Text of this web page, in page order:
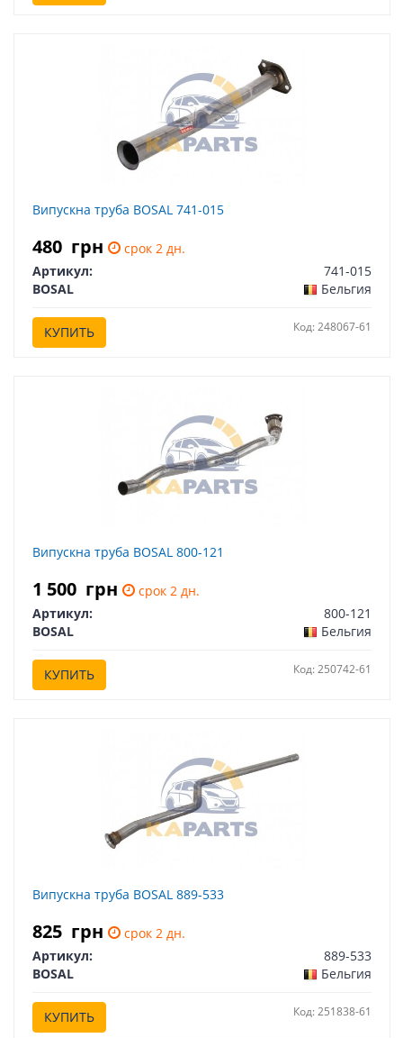
Випускна труба BOSAL 741-015
480 грн
срок 2 дн.
Артикул:
741-015
BOSAL
Бельгия
КУПИТЬ Код: 248067-61
Випускна труба BOSAL 800-121
1 500 грн
срок 2 дн.
Артикул:
800-121
BOSAL
Бельгия
КУПИТЬ Код: 250742-61
Випускна труба BOSAL 889-533
825 грн
срок 2 дн.
Артикул:
889-533
BOSAL
Бельгия
КУПИТЬ Код: 251838-61